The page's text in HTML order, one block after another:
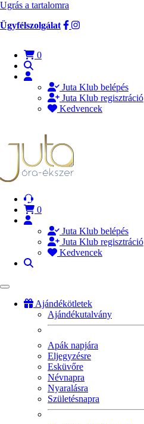
Ugrás a tartalomra
Ügyfélszolgálat
0
Juta Klub belépés
Juta Klub regisztráció
Kedvencek
0
Juta Klub belépés
Juta Klub regisztráció
Kedvencek
Ajándékötletek
Ajándékutalvány
Apák napjára
Eljegyzésre
Esküvőre
Névnapra
Nyaralásra
Születésnapra